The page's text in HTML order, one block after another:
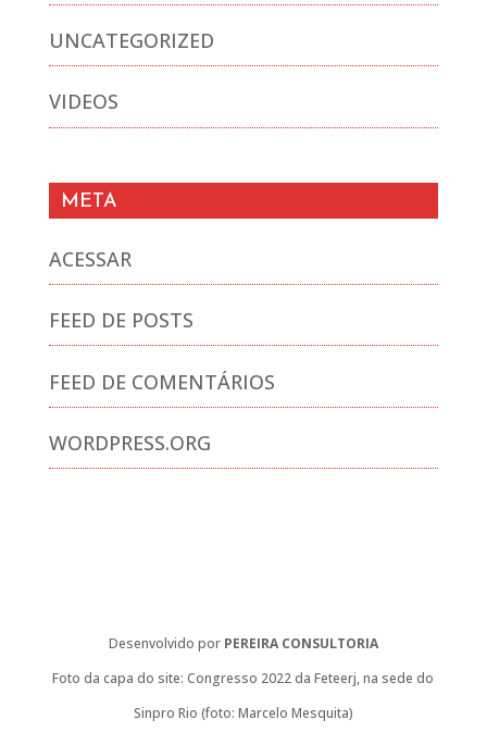
UNCATEGORIZED
VIDEOS
META
ACESSAR
FEED DE POSTS
FEED DE COMENTÁRIOS
WORDPRESS.ORG
Desenvolvido por PEREIRA CONSULTORIA
Foto da capa do site: Congresso 2022 da Feteerj, na sede do
Sinpro Rio (foto: Marcelo Mesquita)